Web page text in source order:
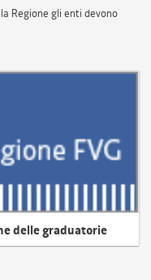
Regione gli enti devono
delle graduatorie